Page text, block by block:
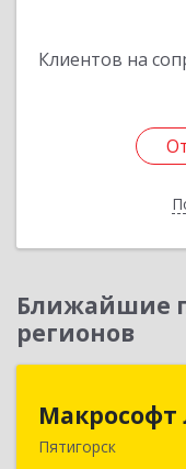
Клиентов на
Ближайшие
регионов
Макрософт
Пятигорск
357501,